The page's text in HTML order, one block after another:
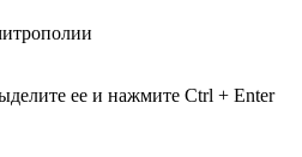
ее и нажмите Ctrl + Enter